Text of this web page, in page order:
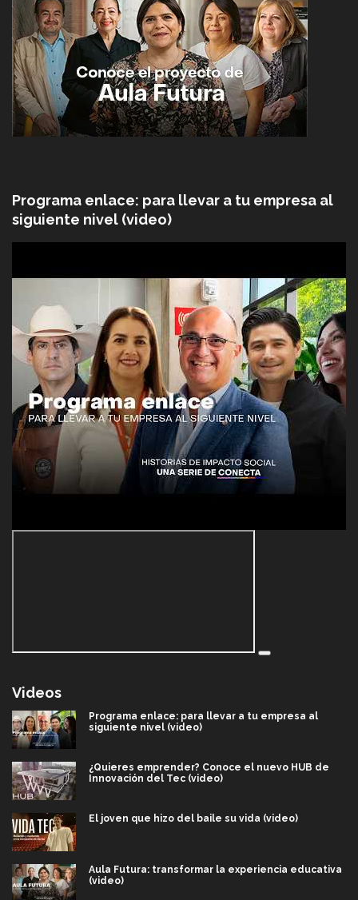
Programa enlace: para llevar a tu empresa al
siguiente nivel (video)
Videos
Programa enlace: para llevar a tu empresa al
siguiente nivel (video)
¿Quieres emprender? Conoce el nuevo HUB de
Innovación del Tec (video)
El joven que hizo del baile su vida (video)
Aula Futura: transformar la experiencia educativa
(video)